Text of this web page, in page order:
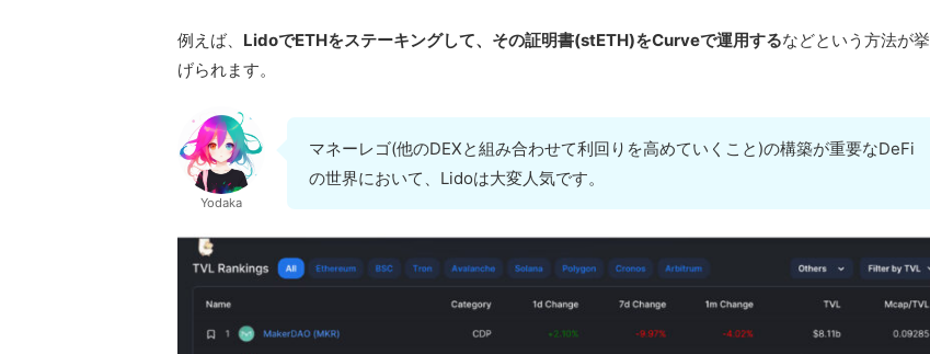
例えば、 LidoでETHをステーキングして、その証明書(stETH)をCurveで運用するなどという方法が挙
げられます。
Yodaka
マネーレゴ(他のDEXと組み合わせて利回りを高めていくこと)の構築が重要なDeFi
の世界において、Lidoは大変人気です。